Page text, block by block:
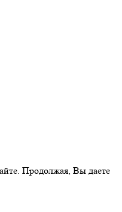
Продолжая, Вы даете